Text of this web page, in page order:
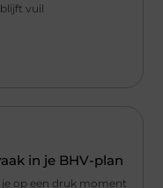
vuil
in je BHV-plan
je op een druk moment